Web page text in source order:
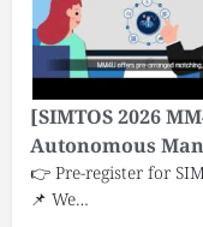
[SIMTOS 2026
Autonomous
👉 Pre-register for
📌 We…